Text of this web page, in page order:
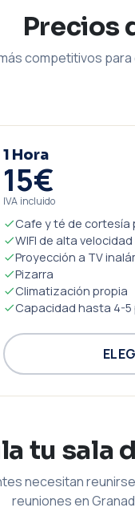
Precios
competitivos
1 Hora
15€
IVA incluido
Cafe y té de
WIFI de alta velocidad
Proyección a TV
Pizarra
Climatización propia
Capacidad hasta 4-5
tu sala
necesitan
reuniones en